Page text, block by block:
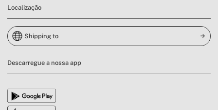
Localização
Shipping to
Descarregue a nossa app